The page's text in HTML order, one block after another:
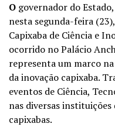
O governador do
nesta segunda-feira
Capixaba de Ciência e
ocorrido no Palácio
representa um marco
da inovação capixaba.
eventos de Ciência,
nas diversas
capixabas.